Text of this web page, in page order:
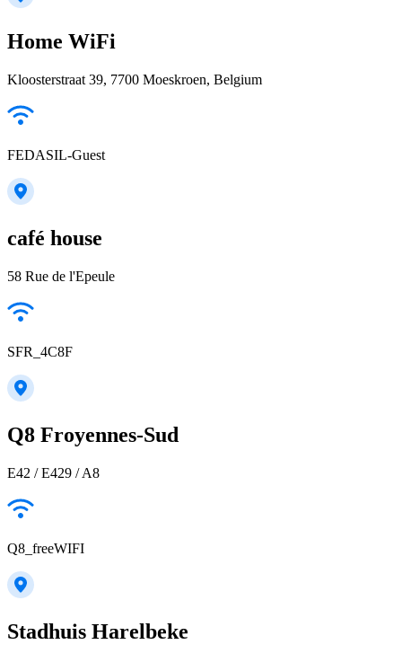
Home WiFi
Kloosterstraat 39, 7700 Moeskroen, Belgium
FEDASIL-Guest
café house
58 Rue de l'Epeule
SFR_4C8F
Q8 Froyennes-Sud
E42 / E429 / A8
Q8_freeWIFI
Stadhuis Harelbeke